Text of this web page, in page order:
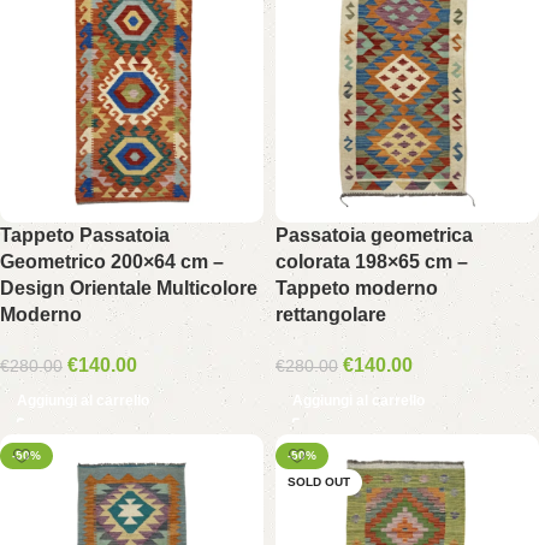
Tappeto Passatoia
Geometrico 200×64 cm –
Design Orientale Multicolore
Moderno
€280.00 €140.00
Aggiungi al carrello
Passatoia geometrica
colorata 198×65 cm –
Tappeto moderno
rettangolare
€280.00 €140.00
Aggiungi al carrello
-50%
-50%
SOLD OUT